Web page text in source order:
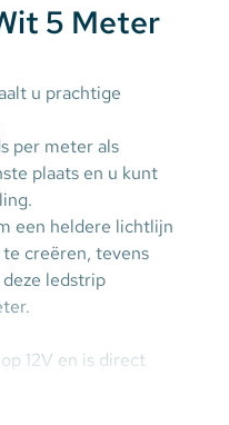
5 Meter
u prachtige
per meter als
plaats en u kunt
een heldere lichtlijn
creëren, tevens
ledstrip
12V en is direct